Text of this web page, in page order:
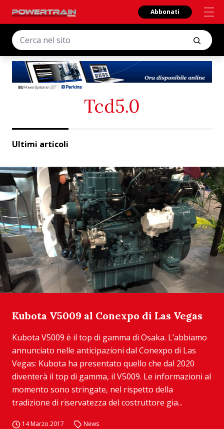
Abbonati
Tcd5.0
Ultimi articoli
Kubota V5009 al Conexpo di Las Vegas
Kubota V5009 è il top di gamma di Osaka. L’abbiamo
annunciato nelle anticipazioni dal Conexpo di Las
Vegas: Kubota ha presentato quello che dal 2020
diventerà il top di gamma, il V5009. Le informazioni al
momento sono stringate, nel rispetto della
tradizione di riservatezza del costruttore gia...
14 Marzo 2017 News